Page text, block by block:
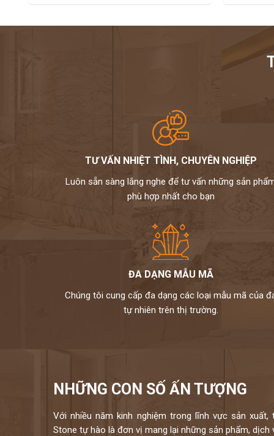
TƯ VẤN NHIỆT TÌNH, CHUYÊN NGHIỆP
Luôn sẵn sàng lắng nghe để tư vấn những sản
phù hợp nhất cho bạn
ĐA DẠNG MẪU MÃ
Chúng tôi cung cấp đa dạng các loại mẫu mã của
tự nhiên trên thị trường.
NHỮNG CON SỐ ẤN TƯỢNG
Với nhiều năm kinh nghiệm trong lĩnh vực sản
Stone tự hào là đơn vị mang lại những sản phẩm,